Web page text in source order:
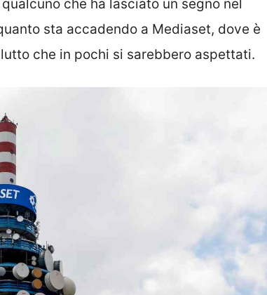
che ha lasciato un segno nel
sta accadendo a Mediaset, dove è
che in pochi si sarebbero aspettati.